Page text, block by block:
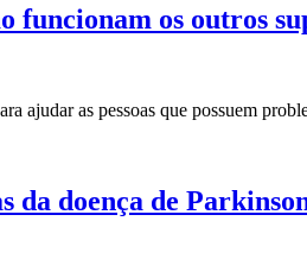
funcionam os outros
ajudar as pessoas que possuem
da doença de